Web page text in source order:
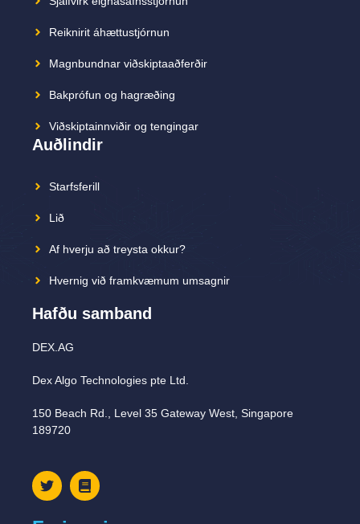
Reiknirit áhættustjórnun
Magnbundnar viðskiptaaðferðir
Bakprófun og hagræðing
Viðskiptainnviðir og tengingar
Auðlindir
Starfsferill
Lið
Af hverju að treysta okkur?
Hvernig við framkvæmum umsagnir
Hafðu samband
DEX.AG
Dex Algo Technologies pte Ltd.
150 Beach Rd., Level 35 Gateway West, Singapore
189720